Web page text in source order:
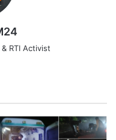
RTI Activist